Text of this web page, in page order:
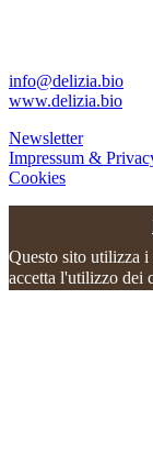
info@delizia.bio
www.delizia.bio
Newsletter
Impressum &
Cookies
Questo sito utilizza
accetta l'utilizzo dei